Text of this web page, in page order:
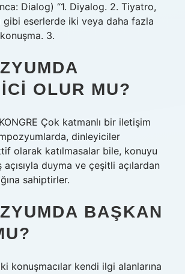
Dialog) “1. Diyalog. 2. Tiyatro,
gibi eserlerde iki veya daha fazla
3.
OLUR MU?
Çok katmanlı bir iletişim
dinleyiciler
olarak katılmasalar bile, konuyu
duyma ve çeşitli açılardan
sahiptirler.
BAŞKAN
konuşmacılar kendi ilgi alanlarına